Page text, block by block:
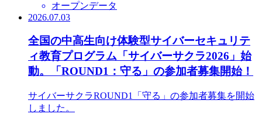
オープンデータ
2026.07.03
全国の中高生向け体験型サイバーセキュリテ
ィ教育プログラム「サイバーサクラ2026」始
動。「ROUND1：守る」の参加者募集開始！
サイバーサクラROUND1「守る」の参加者募集を開始
しました。